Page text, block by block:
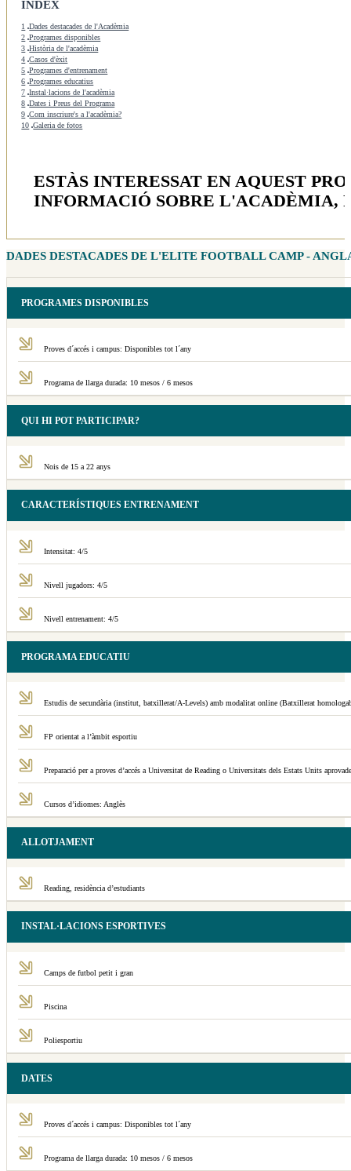
ÍNDEX
1
Dades destacades de l'Acadèmia
2 Programes disponibles
3 Història de l'acadèmia
4 Casos d'èxit
5 Programes d'entrenament
6 Programes educatius
7 Instal·lacions de l'acadèmia
8 Dates i Preus del Programa
9 Com inscriure's a l'acadèmia?
10 Galeria de fotos
ESTÀS INTERESSAT EN AQUEST
INFORMACIÓ SOBRE L'ACADÈMIA,
DADES DESTACADES DE L'ELITE FOOTBALL CAMP -
PROGRAMES DISPONIBLES
Proves d´accés i campus: Disponibles tot l´any
Programa de llarga durada: 10 mesos / 6 mesos
QUI HI POT PARTICIPAR?
Nois de 15 a 22 anys
CARACTERÍSTIQUES ENTRENAMENT
Intensitat: 4/5
Nivell jugadors: 4/5
Nivell entrenament: 4/5
PROGRAMA EDUCATIU
Estudis de secundària (institut, batxillerat/A-Levels) amb modalitat online (Batxillerat
FP orientat a l’àmbit esportiu
Preparació per a proves d’accés a Universitat de Reading o Universitats dels Estats Units
Cursos d’idiomes: Anglès
ALLOTJAMENT
Reading, residència d’estudiants
INSTAL·LACIONS ESPORTIVES
Camps de futbol petit i gran
Piscina
Poliesportiu
DATES
Proves d´accés i campus: Disponibles tot l´any
Programa de llarga durada: 10 mesos / 6 mesos